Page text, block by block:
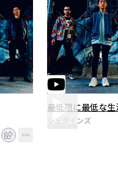
最低限に最低な生
シュタインズ